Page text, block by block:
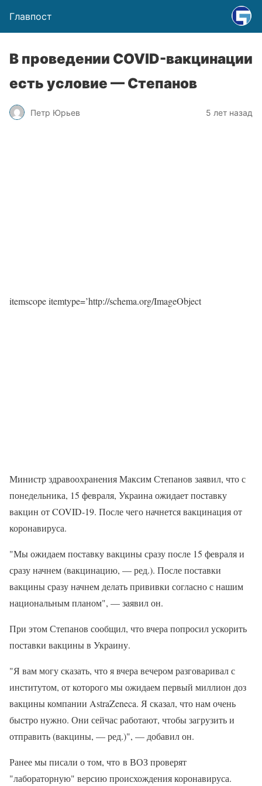
Главпост
В проведении COVID-вакцинации
есть условие — Степанов
Петр Юрьев 5 лет назад
itemscope itemtype=’http://schema.org/ImageObject
Министр здравоохранения Максим Степанов заявил, что с
понедельника, 15 февраля, Украина ожидает поставку
вакцин от COVID-19. После чего начнется вакцинация от
коронавируса.
"Мы ожидаем поставку вакцины сразу после 15 февраля и
сразу начнем (вакцинацию, — ред.). После поставки
вакцины сразу начнем делать прививки согласно с нашим
национальным планом", — заявил он.
При этом Степанов сообщил, что вчера попросил ускорить
поставки вакцины в Украину.
"Я вам могу сказать, что я вчера вечером разговаривал с
институтом, от которого мы ожидаем первый миллион доз
вакцины компании AstraZeneca. Я сказал, что нам очень
быстро нужно. Они сейчас работают, чтобы загрузить и
отправить (вакцины, — ред.)", — добавил он.
Ранее мы писали о том, что в ВОЗ проверят
"лабораторную" версию происхождения коронавируса.